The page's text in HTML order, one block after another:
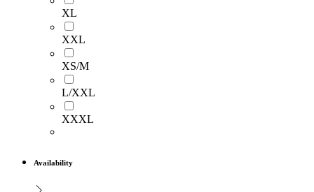
XL
XXL
XS/M
L/XXL
XXXL
Availability